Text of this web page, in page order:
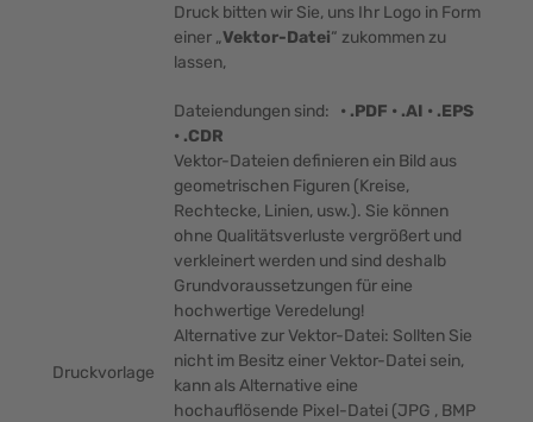
Druckvorlage
Druck bitten wir Sie, uns Ihr Logo in Form
einer „Vektor-Datei“ zukommen zu
lassen,
Dateiendungen sind: • .PDF • .AI • .EPS
• .CDR
Vektor-Dateien definieren ein Bild aus
geometrischen Figuren (Kreise,
Rechtecke, Linien, usw.). Sie können
ohne Qualitätsverluste vergrößert und
verkleinert werden und sind deshalb
Grundvoraussetzungen für eine
hochwertige Veredelung!
Alternative zur Vektor-Datei: Sollten Sie
nicht im Besitz einer Vektor-Datei sein,
kann als Alternative eine
hochauflösende Pixel-Datei (JPG , BMP